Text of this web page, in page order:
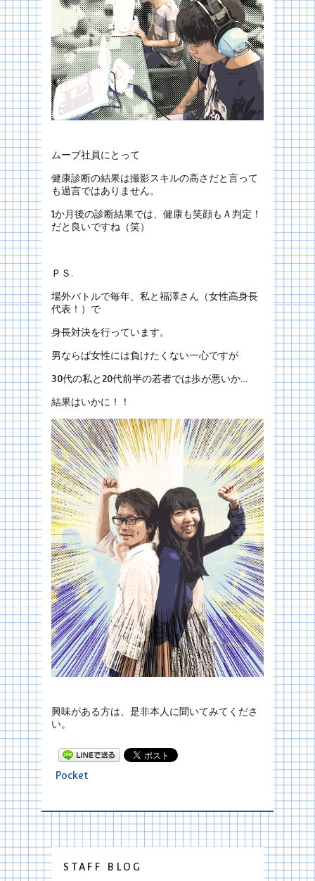
ムーブ社員にとって
健康診断の結果は撮影スキルの高さだと言って
も過言ではありません。
1か月後の診断結果では、健康も笑顔もＡ判定！
だと良いですね（笑）
ＰＳ.
場外バトルで毎年、私と福澤さん（女性高身長
代表！）で
身長対決を行っています。
男ならば女性には負けたくない一心ですが
30代の私と20代前半の若者では歩が悪いか…
結果はいかに！！
興味がある方は、是非本人に聞いてみてくださ
い。
Pocket
STAFF BLOG